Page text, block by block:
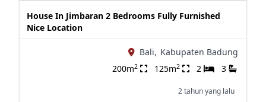
House In Jimbaran 2 Bedrooms Fully Furnished
Nice Location
Bali, Kabupaten Badung
200m2 125m2 2 3
2 tahun yang lalu